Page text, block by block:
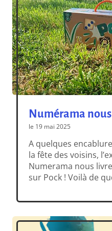
Numérama
le 19 mai 2025
A quelques
la fête des voisins,
Numerama nous
sur Pock ! Voilà de
ou de plage, pour
[…]